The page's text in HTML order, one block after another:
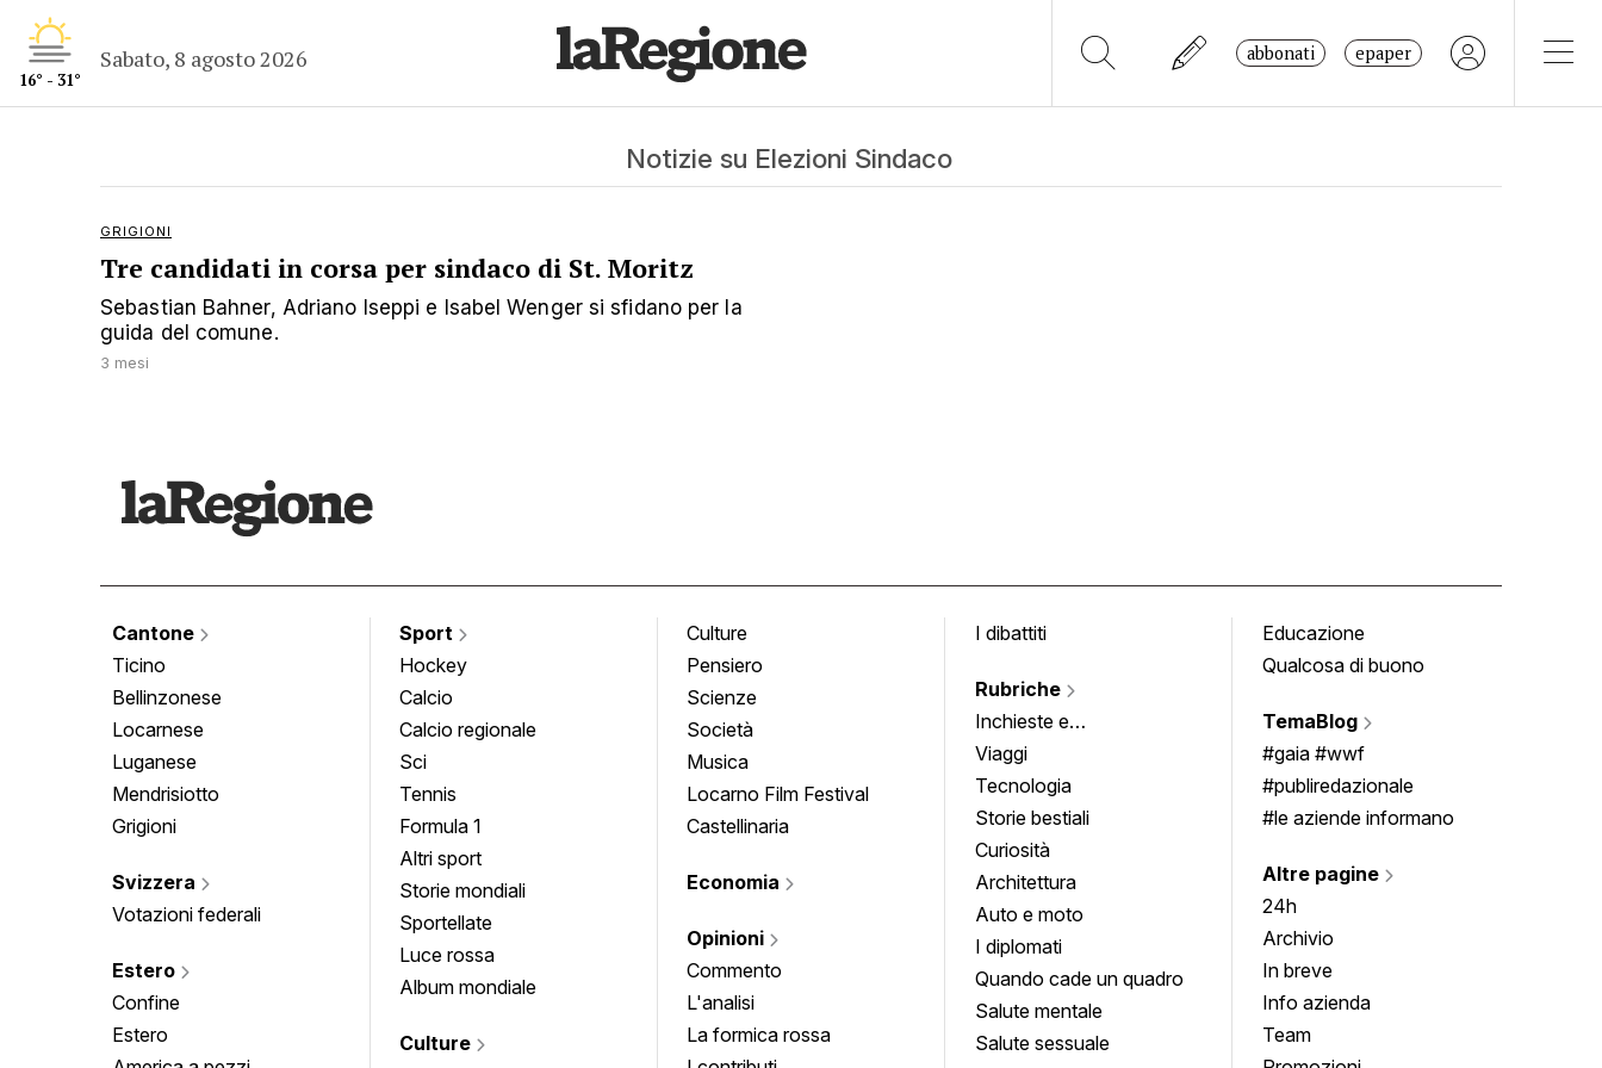
16° - 31°
Sabato, 8 agosto 2026 abbonati epaper
Notizie su Elezioni Sindaco
GRIGIONI
Tre candidati in corsa per sindaco di St. Moritz
Sebastian Bahner, Adriano Iseppi e Isabel Wenger si sfidano per la
guida del comune.
3 mesi
Cantone
Ticino
Bellinzonese
Locarnese
Luganese
Mendrisiotto
Grigioni
Svizzera
Votazioni federali
Estero
Confine
Estero
Sport
Hockey
Calcio
Calcio regionale
Sci
Tennis
Formula 1
Altri sport
Storie mondiali
Sportellate
Luce rossa
Album mondiale
Culture
Culture
Pensiero
Scienze
Società
Musica
Locarno Film Festival
Castellinaria
Economia
Opinioni
Commento
L'analisi
La formica rossa
I dibattiti
Rubriche
Inchieste e
approfondimenti
Viaggi
Tecnologia
Storie bestiali
Curiosità
Architettura
Auto e moto
I diplomati
Quando cade un quadro
Salute mentale
Salute sessuale
Educazione
Qualcosa di buono
TemaBlog
#gaia #wwf
#publiredazionale
#le aziende informano
Altre pagine
24h
Archivio
In breve
Info azienda
Team